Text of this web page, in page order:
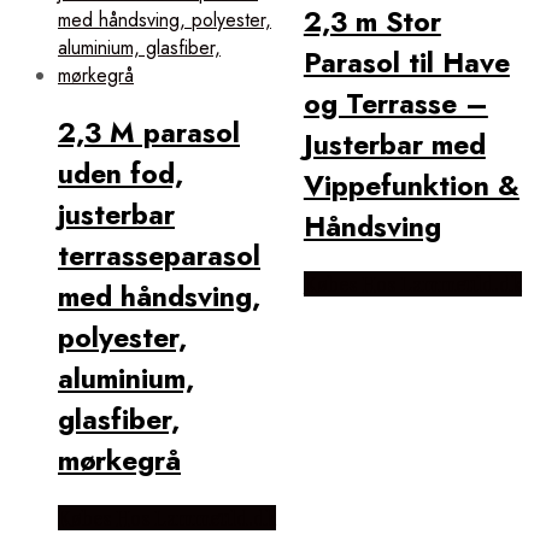
2,3 M parasol
uden fod,
justerbar
terrasseparasol
med håndsving,
polyester,
aluminium,
glasfiber,
mørkegrå
2,3 m Stor
Parasol til Have
og Terrasse –
Justerbar med
Vippefunktion &
Håndsving